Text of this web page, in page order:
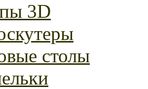
3D
столы